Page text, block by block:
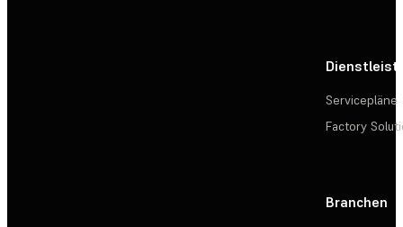
Servicepläne
Factory
Branchen